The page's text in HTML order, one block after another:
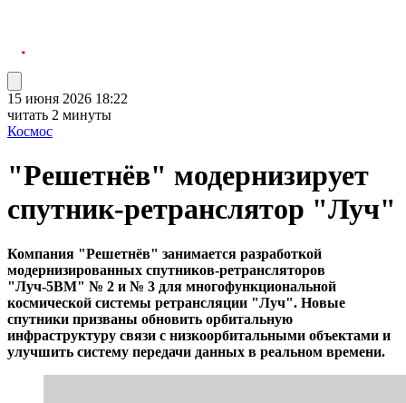
15 июня 2026 18:22
читать 2 минуты
Космос
"Решетнёв" модернизирует
спутник-ретранслятор "Луч"
Компания "Решетнёв" занимается разработкой
модернизированных спутников-ретрансляторов
"Луч-5ВМ" № 2 и № 3 для многофункциональной
космической системы ретрансляции "Луч". Новые
спутники призваны обновить орбитальную
инфраструктуру связи с низкоорбитальными объектами и
улучшить систему передачи данных в реальном времени.